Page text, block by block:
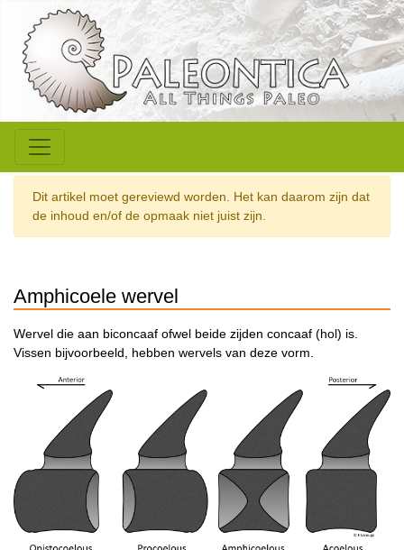
Dit artikel moet gereviewd worden. Het kan daarom zijn dat
de inhoud en/of de opmaak niet juist zijn.
Amphicoele wervel
Wervel die aan biconcaaf ofwel beide zijden concaaf (hol) is.
Vissen bijvoorbeeld, hebben wervels van deze vorm.